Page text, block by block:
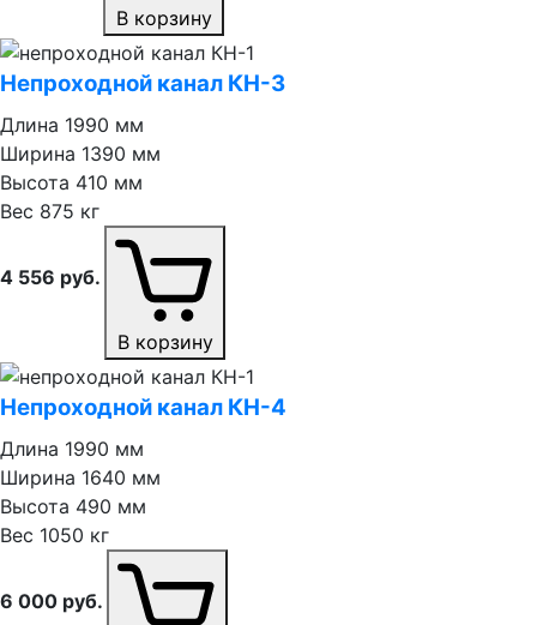
В корзину
Непроходной канал КН⁠-⁠3
Длина 1990 мм
Ширина 1390 мм
Высота 410 мм
Вес 875 кг
4 556 руб.
В корзину
Непроходной канал КН⁠-⁠4
Длина 1990 мм
Ширина 1640 мм
Высота 490 мм
Вес 1050 кг
6 000 руб.